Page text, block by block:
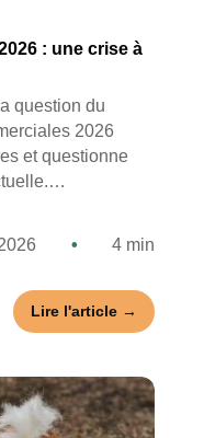
: une crise à
question du
2026
et questionne
• 4 min
Lire l'article →